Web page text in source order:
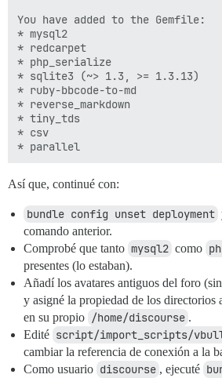
You have added to the Gemfile:
* mysql2
* redcarpet
* php_serialize
* sqlite3 (~> 1.3, >= 1.3.13)
* ruby-bbcode-to-md
* reverse_markdown
* tiny_tds
* csv
Así que, continué con:
bundle config unset deployment
comando anterior.
Comprobé que tanto mysql2 como
presentes (lo estaban).
Añadí los avatares antiguos del foro
y asigné la propiedad de los directorios
en su propio /home/discourse .
Edité script/import_scripts/
cambiar la referencia de conexión a la
Como usuario discourse , ejecuté